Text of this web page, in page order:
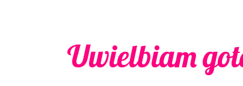
Uwielbiam